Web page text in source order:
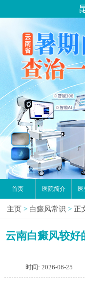
首页 医院简介
主页 > 白癜风常识 > 正
云南白癜风较好
时间: 2026-06-25